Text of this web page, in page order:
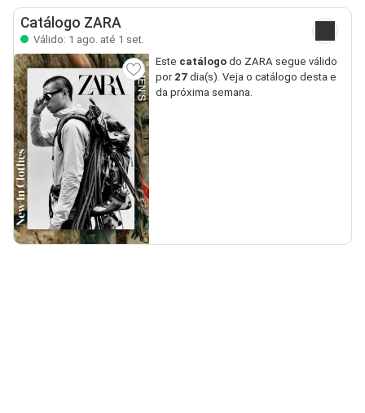
Catálogo ZARA
Válido: 1 ago. até 1 set.
Este catálogodo ZARA segue válido
por 27dia(s). Veja o catálogo desta e
da próxima semana.